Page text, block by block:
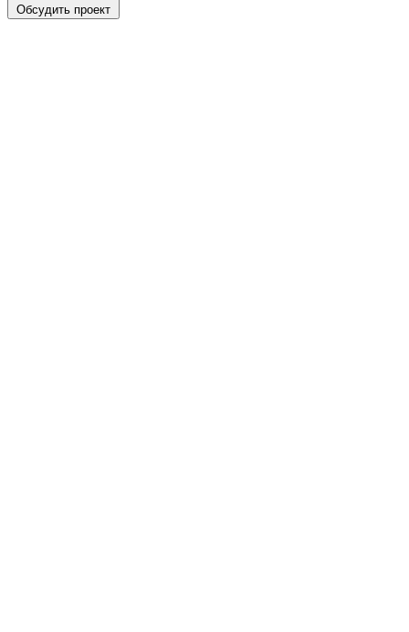
Обсудить проект